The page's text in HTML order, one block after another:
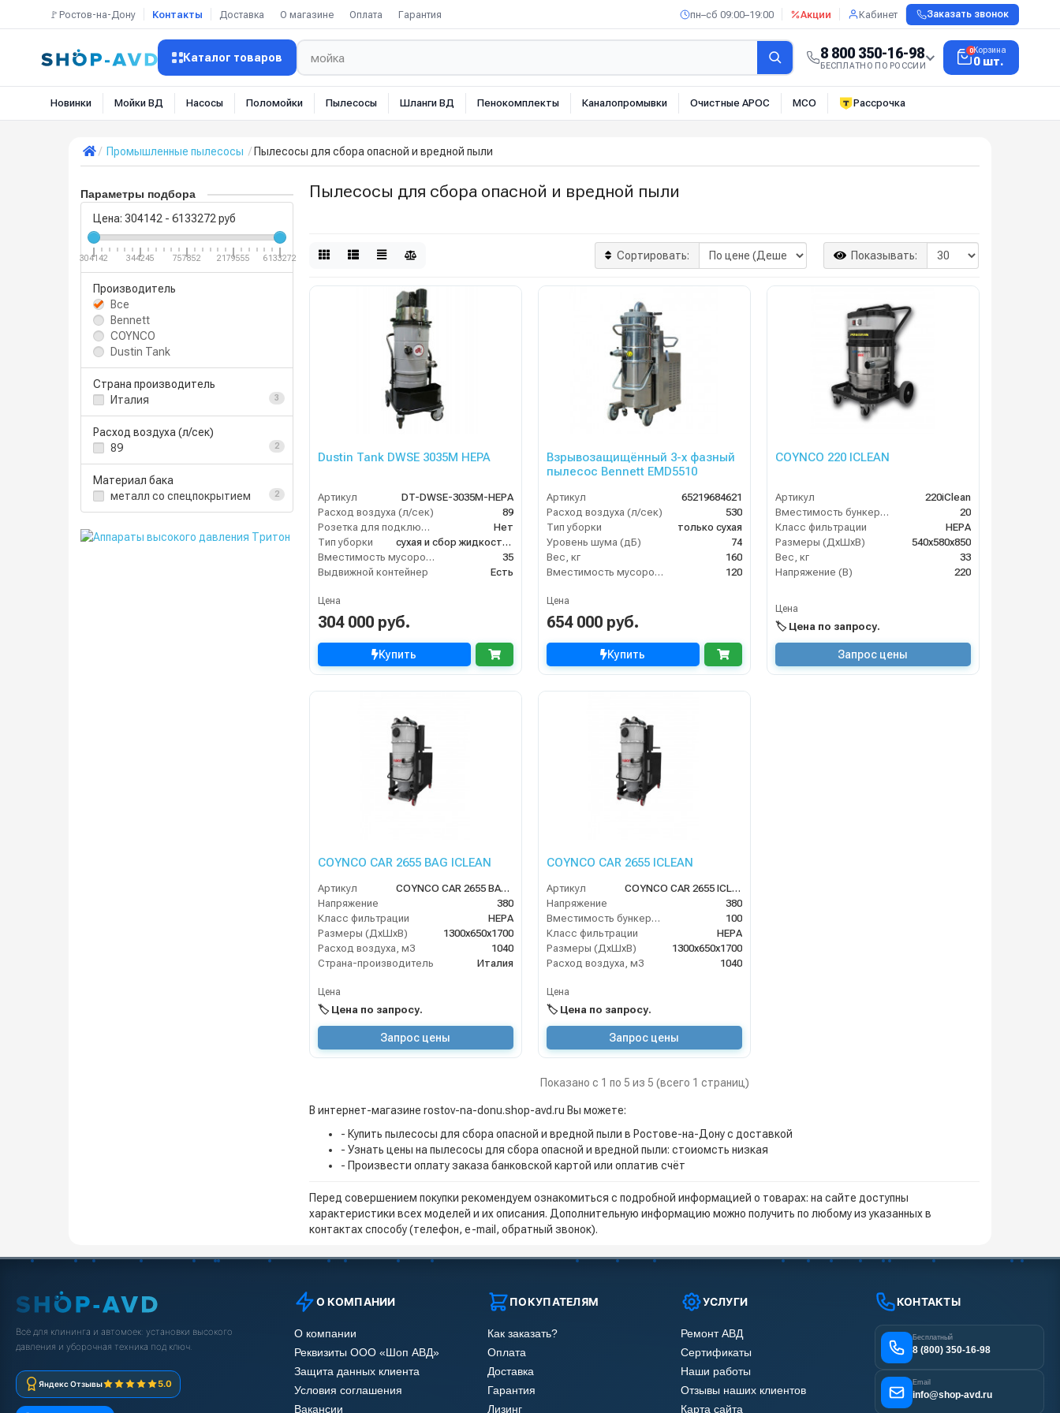
🚩Ростов-на-Дону Контакты Доставка О магазине Оплата Гарантия пн–сб 09:00–19:00 Акции Кабинет Заказать звонок
Каталог товаров 8 800 350-16-98
БЕСПЛАТНО ПО РОССИИ
0Корзина
0 шт.
Новинки Мойки ВД Насосы Поломойки Пылесосы Шланги ВД Пенокомплекты Каналопромывки Очистные АРОС МСО Рассрочка
Промышленные пылесосы Пылесосы для сбора опасной и вредной пыли
Параметры подбора
Цена: 304142 - 6133272 руб
304142 344245 757852 2179555 6133272
Производитель
Все
Bennett
COYNCO
Dustin Tank
Страна производитель
Италия
3
Расход воздуха (л/сек)
89
2
Материал бака
металл со спецпокрытием
2
Пылесосы для сбора опасной и вредной пыли
Сортировать: Показывать:
Dustin Tank DWSE 3035M HEPA
Артикул
DT-DWSE-3035M-HEPA
Расход воздуха (л/сек)
89
Розетка для подключения инструмента
Нет
Тип уборки
сухая и сбор жидкостей
Вместимость мусоросборника (л)
35
Выдвижной контейнер
Есть
Цена
304 000 руб.
Купить
Взрывозащищённый 3-х фазный
пылесос Bennett EMD5510
Артикул
65219684621
Расход воздуха (л/сек)
530
Тип уборки
только сухая
Уровень шума (дБ)
74
Вес, кг
160
Вместимость мусоросборника (л)
120
Цена
654 000 руб.
Купить
COYNCO 220 ICLEAN
Артикул
220iClean
Вместимость бункера (л)
20
Класс фильтрации
HEPA
Размеры (ДхШхВ)
540х580х850
Вес, кг
33
Напряжение (В)
220
Цена
🏷️ Цена по запросу.
Запрос цены
COYNCO CAR 2655 BAG ICLEAN
Артикул
COYNCO CAR 2655 BAG ICLEAN
Напряжение
380
Класс фильтрации
HEPA
Размеры (ДхШхВ)
1300х650х1700
Расход воздуха, м3
1040
Страна-производитель
Италия
Цена
🏷️ Цена по запросу.
Запрос цены
COYNCO CAR 2655 ICLEAN
Артикул
COYNCO CAR 2655 ICLEAN
Напряжение
380
Вместимость бункера (л)
100
Класс фильтрации
HEPA
Размеры (ДхШхВ)
1300х650х1700
Расход воздуха, м3
1040
Цена
🏷️ Цена по запросу.
Запрос цены
Показано с 1 по 5 из 5 (всего 1 страниц)
В интернет-магазине rostov-na-donu.shop-avd.ru Вы можете:
- Купить пылесосы для сбора опасной и вредной пыли в Ростове-на-Дону с доставкой
- Узнать цены на пылесосы для сбора опасной и вредной пыли: стоиомсть низкая
- Произвести оплату заказа банковской картой или оплатив счёт
Перед совершением покупки рекомендуем ознакомиться с подробной информацией о товарах: на сайте доступны
характеристики всех моделей и их описания. Дополнительную информацию можно получить по любому из указанных в
контактах способу (телефон, e-mail, обратный звонок).
Всё для клининга и автомоек: установки высокого
давления и уборочная техника под ключ.
Яндекс Отзывы 5.0
О КОМПАНИИ
О компании
Реквизиты ООО «Шоп АВД»
Защита данных клиента
Условия соглашения
Вакансии
ПОКУПАТЕЛЯМ
Как заказать?
Оплата
Доставка
Гарантия
Лизинг
УСЛУГИ
Ремонт АВД
Сертификаты
Наши работы
Отзывы наших клиентов
Карта сайта
КОНТАКТЫ
Бесплатный
8 (800) 350-16-98
Email
info@shop-avd.ru